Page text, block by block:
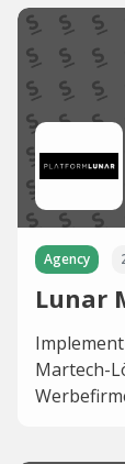
Agency
Lunar
Martech-